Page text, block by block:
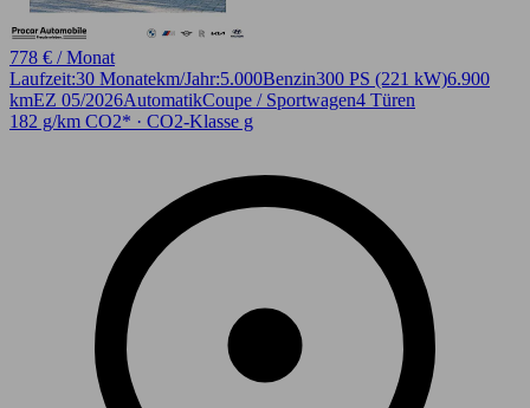
778 € / Monat
Laufzeit:30 Monatekm/Jahr:5.000Benzin300 PS (221 kW)6.900
kmEZ 05/2026AutomatikCoupe / Sportwagen4 Türen
182 g/km CO2* · CO2-Klasse g